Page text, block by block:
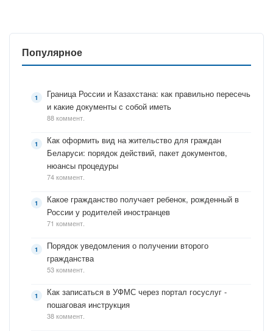
Популярное
Граница России и Казахстана: как правильно пересечь
и какие документы с собой иметь
88 коммент.
Как оформить вид на жительство для граждан
Беларуси: порядок действий, пакет документов,
нюансы процедуры
74 коммент.
Какое гражданство получает ребенок, рожденный в
России у родителей иностранцев
71 коммент.
Порядок уведомления о получении второго
гражданства
53 коммент.
Как записаться в УФМС через портал госуслуг -
пошаговая инструкция
38 коммент.